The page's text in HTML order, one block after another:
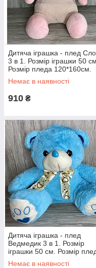
Дитяча іграшка - плед
3 в 1. Розмір іграшки 50 см.
Розмір пледа 120*160см.
Немає в наявності
910 ₴
Дитяча іграшка - плед
Ведмедик 3 в 1. Розмір
іграшки 50 см. Розмір
120*160см.
Немає в наявності